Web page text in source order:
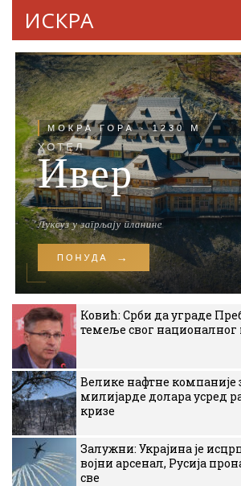
ИСКРА
Ковић: Срби да уграде
темеље свог националног
Велике нафтне компаније
милијарде долара усред
кризе
Залужни: Украјина је
војни арсенал, Русија
све